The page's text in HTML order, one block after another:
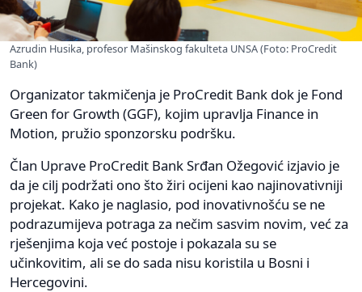
Azrudin Husika, profesor Mašinskog fakulteta UNSA (Foto: ProCredit
Bank)
Organizator takmičenja je ProCredit Bank dok je Fond
Green for Growth (GGF), kojim upravlja Finance in
Motion, pružio sponzorsku podršku.
Član Uprave ProCredit Bank Srđan Ožegović izjavio je
da je cilj podržati ono što žiri ocijeni kao najinovativniji
projekat. Kako je naglasio, pod inovativnošću se ne
podrazumijeva potraga za nečim sasvim novim, već za
rješenjima koja već postoje i pokazala su se
učinkovitim, ali se do sada nisu koristila u Bosni i
Hercegovini.